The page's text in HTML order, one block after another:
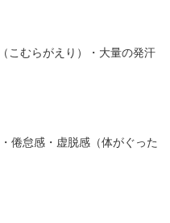
こむらがえり）・大量の発汗
倦怠感・虚脱感（体がぐった